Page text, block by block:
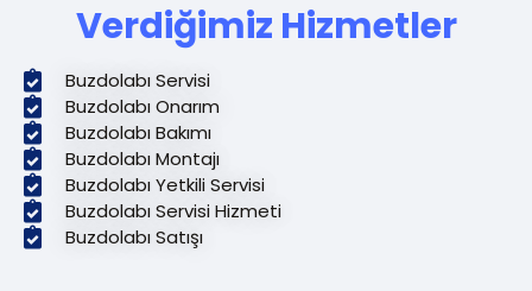
Verdiğimiz Hizmetler
Buzdolabı Servisi
Buzdolabı Onarım
Buzdolabı Bakımı
Buzdolabı Montajı
Buzdolabı Yetkili Servisi
Buzdolabı Servisi Hizmeti
Buzdolabı Satışı